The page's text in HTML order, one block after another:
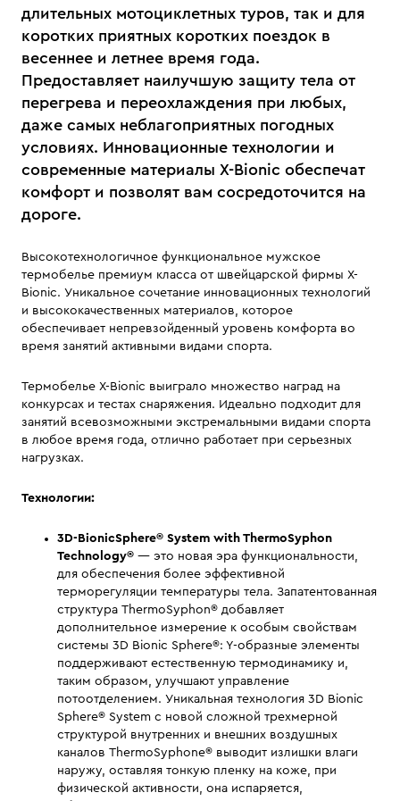
длительных мотоциклетных туров, так и для
коротких приятных коротких поездок в
весеннее и летнее время года.
Предоставляет наилучшую защиту тела от
перегрева и переохлаждения при любых,
даже самых неблагоприятных погодных
условиях. Инновационные технологии и
современные материалы X-Bionic обеспечат
комфорт и позволят вам сосредоточится на
дороге.
Высокотехнологичное функциональное мужское
термобелье премиум класса от швейцарской фирмы X-
Bionic. Уникальное сочетание инновационных технологий
и высококачественных материалов, которое
обеспечивает непревзойденный уровень комфорта во
время занятий активными видами спорта.
Термобелье X-Bionic выиграло множество наград на
конкурсах и тестах снаряжения. Идеально подходит для
занятий всевозможными экстремальными видами спорта
в любое время года, отлично работает при серьезных
нагрузках.
Технологии:
3D-BionicSphere® System with ThermoSyphon
Technology® — это новая эра функциональности,
для обеспечения более эффективной
терморегуляции температуры тела. Запатентованная
структура ThermoSyphon® добавляет
дополнительное измерение к особым свойствам
системы 3D Bionic Sphere®: Y-образные элементы
поддерживают естественную термодинамику и,
таким образом, улучшают управление
потоотделением. Уникальная технология 3D Bionic
Sphere® System с новой сложной трехмерной
структурой внутренних и внешних воздушных
каналов ThermoSyphone® выводит излишки влаги
наружу, оставляя тонкую пленку на коже, при
физической активности, она испаряется,